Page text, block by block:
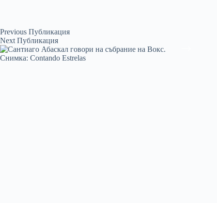
Previous Публикация
Next Публикация